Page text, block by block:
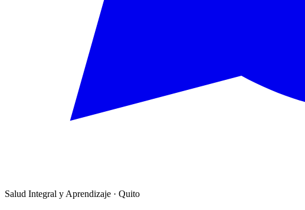
Salud Integral y Aprendizaje · Quito